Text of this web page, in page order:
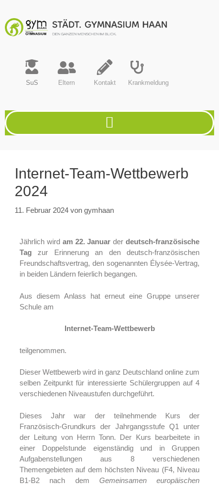
SuS Eltern Kontakt Krankmeldung
Internet-Team-Wettbewerb
2024
11. Februar 2024 von gymhaan
Jährlich wird am 22. Januar derdeutsch-französische
Tag zur Erinnerung an den deutsch-französischen
Freundschaftsvertrag, den sogenannten Élysée-Vertrag,
in beiden Ländern feierlich begangen.
Aus diesem Anlass hat erneut eine Gruppe unserer
Schule am
Internet-Team-Wettbewerb
teilgenommen.
Dieser Wettbewerb wird in ganz Deutschland online zum
selben Zeitpunkt für interessierte Schülergruppen auf 4
verschiedenen Niveaustufen durchgeführt.
Dieses Jahr war der teilnehmende Kurs der
Französisch-Grundkurs der Jahrgangsstufe Q1 unter
der Leitung von Herrn Tonn. Der Kurs bearbeitete in
einer Doppelstunde eigenständig und in Gruppen
Aufgabenstellungen aus 8 verschiedenen
Themengebieten auf dem höchsten Niveau (F4, Niveau
B1-B2 nach dem Gemeinsamen europäischen